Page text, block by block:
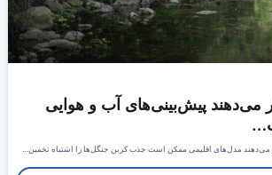
می‌دهند پیش‌بینی‌های آب و هوایی
می‌دهند مدل‌های اقلیمی ممکن است جذب کربن جنگل‌ها را اشتباه تخمین…